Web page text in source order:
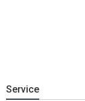
Service